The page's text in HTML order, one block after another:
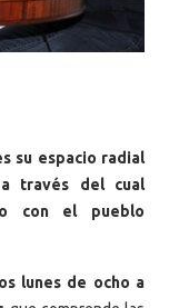
su espacio radial
a través del cual
con el pueblo
lunes de ocho a